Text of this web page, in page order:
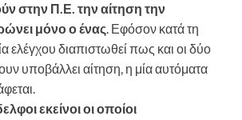
στην Π.Ε. την αίτηση την
μόνο ο ένας. Εφόσον κατά τη
ελέγχου διαπιστωθεί πως και οι δύο
υποβάλλει αίτηση, η μία αυτόματα
εκείνοι οι οποίοι